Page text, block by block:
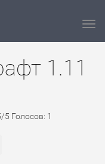
1.11
/5 Голосов: 1